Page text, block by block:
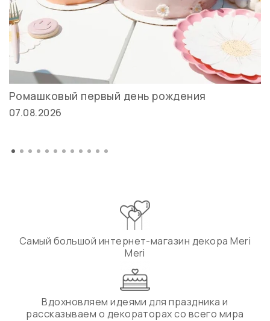
Ромашковый первый день рождения
07.08.2026
Самый большой интернет-магазин декора Meri
Meri
Вдохновляем идеями для праздника и
рассказываем о декораторах со всего мира